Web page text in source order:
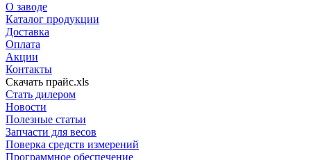
О заводе
Каталог продукции
Доставка
Оплата
Акции
Контакты
Скачать прайс.xls
Стать дилером
Новости
Полезные статьи
Запчасти для весов
Поверка средств измерений
Программное обеспечение